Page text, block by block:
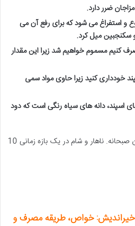
ضرر دارد.
استفراغ می شود که برای رفع آن می
میل کرد.
مصرف کنیم مسموم خواهیم شد زیرا این مقدار
خودداری کنید زیرا حاوی مواد سمی
اسپند، دانه های سیاه رنگی است که دود
است. به این معنی که خوردن صبحانه. ناهار و شام در یک بازه زمانی 10
خواص، طریقه مصرف و